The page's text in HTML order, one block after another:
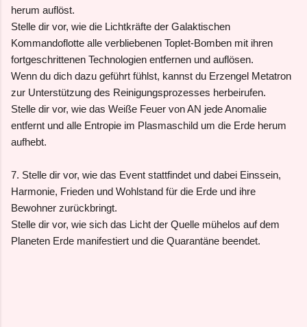
herum auflöst.
Stelle dir vor, wie die Lichtkräfte der Galaktischen
Kommandoflotte alle verbliebenen Toplet-Bomben mit ihren
fortgeschrittenen Technologien entfernen und auflösen.
Wenn du dich dazu geführt fühlst, kannst du Erzengel Metatron
zur Unterstützung des Reinigungsprozesses herbeirufen.
Stelle dir vor, wie das Weiße Feuer von AN jede Anomalie
entfernt und alle Entropie im Plasmaschild um die Erde herum
aufhebt.
7. Stelle dir vor, wie das Event stattfindet und dabei Einssein,
Harmonie, Frieden und Wohlstand für die Erde und ihre
Bewohner zurückbringt.
Stelle dir vor, wie sich das Licht der Quelle mühelos auf dem
Planeten Erde manifestiert und die Quarantäne beendet.